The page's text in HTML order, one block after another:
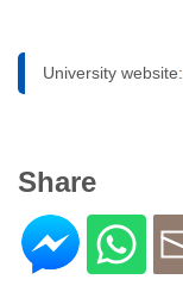
University website:
Share